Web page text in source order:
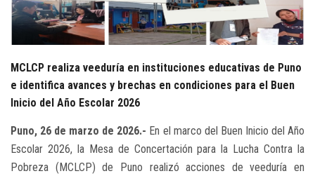
CAMPAÑAS
MCLCP realiza veeduría en instituciones educativas de Puno
e identifica avances y brechas en condiciones para el Buen
Inicio del Año Escolar 2026
Puno, 26 de marzo de 2026.- En el marco del Buen Inicio del Año
Escolar 2026, la Mesa de Concertación para la Lucha Contra la
Pobreza (MCLCP) de Puno realizó acciones de veeduría en